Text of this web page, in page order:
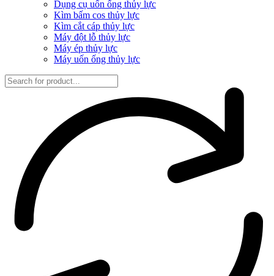
Dụng cụ uốn ống thủy lực
Kìm bấm cos thủy lực
Kìm cắt cáp thủy lực
Máy đột lỗ thủy lực
Máy ép thủy lực
Máy uốn ống thủy lực